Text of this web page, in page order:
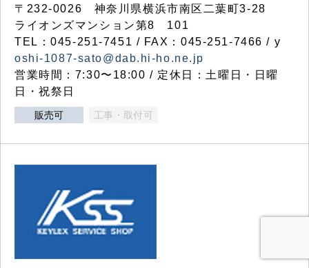
〒232-0026 神奈川県横浜市南区二葉町3-28
ライオンズマンション第8 101
TEL：045-251-7451 / FAX：045-251-7466 / y
oshi-1087-sato@dab.hi-ho.ne.jp
営業時間：7:30〜18:00 / 定休日：土曜日・日曜
日・祝祭日
販売可 工事・取付可